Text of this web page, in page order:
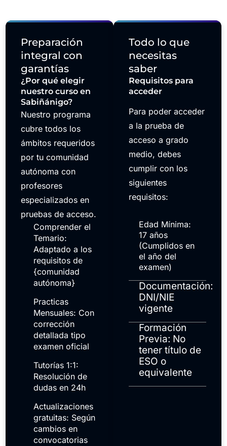
Preparación
integral con
garantías
¿Por qué elegir
nuestro curso en
Sabiñánigo?
Nuestro programa
cubre todos los
ámbitos requeridos
por tu comunidad
autónoma con
profesores
especializados en
pruebas de acceso.
Comprender el
Temario:
Adaptado a los
requisitos de
{comunidad
autónoma}
Practicas
Mensuales: Con
corrección
detallada tipo
examen oficial
Tutorías 1:1:
Resolución de
dudas en 24h
Actualizaciones
gratuitas: Según
cambios en
convocatorias
Todo lo que
necesitas
saber
Requisitos para
acceder
Para poder acceder
a la prueba de
acceso a grado
medio, debes
cumplir con los
siguientes
requisitos:
Edad Mínima:
17 años
(Cumplidos en
el año del
examen)
Documentación:
DNI/NIE
vigente
Formación
Previa: No
tener título de
ESO o
equivalente